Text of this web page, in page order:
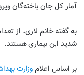
آمار کل جان باخته‌گان
به گفته خانم لاری، از
شدید این بیماری هستند.
بر اساس اعلاموزارت